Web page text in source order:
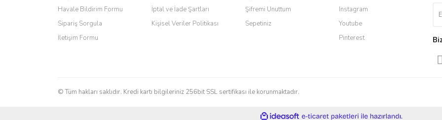
Havale Bildirim Formu
Sipariş Sorgula
İletişim Formu
İptal ve İade Şartları
Kişisel Veriler Politikası
Şifremi Unuttum
Sepetiniz
Instagram
Youtube
Pinterest
© Tüm hakları saklıdır. Kredi kartı bilgileriniz 256bit SSL sertifikası ile korunmaktadır.
ideasoft e-